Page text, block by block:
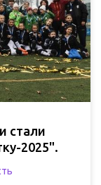
стали
2025".